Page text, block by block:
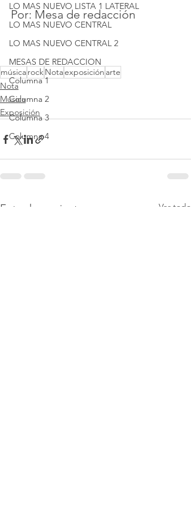
LO MAS NUEVO LISTA 1 LATERAL
LO MAS NUEVO CENTRAL
LO MAS NUEVO CENTRAL 2
MESAS DE REDACCION
Columna 1
Columna 2
Columna 3
Columna 4
Por: Mesa de redacción
músicarockNotaexposición arte
Nota
Música
Exposición
Entradas recientes Ver todo